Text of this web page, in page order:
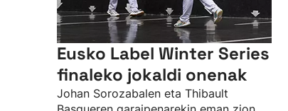
Eusko Label Winter Series
finaleko jokaldi onenak
Johan Sorozabalen eta Thibault